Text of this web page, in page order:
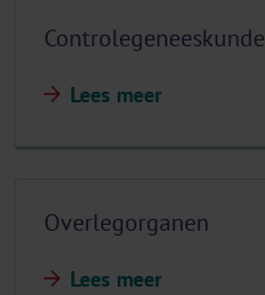
Controlegeneeskunde
Lees meer
Overlegorganen
Lees meer